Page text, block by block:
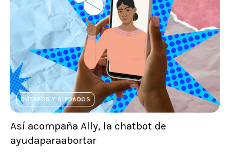
CUERPOS Y CUIDADOS
Así acompaña Ally, la chatbot de
ayudaparaabortar